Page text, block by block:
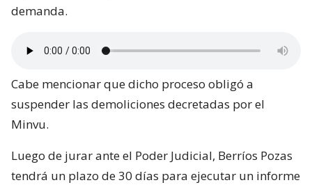
demanda.
Cabe mencionar que dicho proceso obligó a
suspender las demoliciones decretadas por el
Minvu.
Luego de jurar ante el Poder Judicial, Berríos Pozas
tendrá un plazo de 30 días para ejecutar un informe